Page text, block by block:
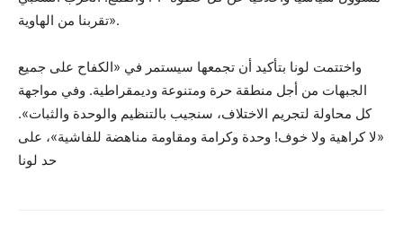
تقربنا من الهاوية».
واختتمت لونا بتأكيد أن تجمعها سيستمر في «الكفاح على جميع
الجبهات من أجل منطقة حرة ومتنوعة وديمقراطية. وفي مواجهة
كل محاولة لتجريم الاختلاف، سنجيب بالتنظيم والوحدة والثبات».
«لا كراهية ولا خوف! وحدة وكرامة ومقاومة مناهضة للفاشية»، على
حد لونا